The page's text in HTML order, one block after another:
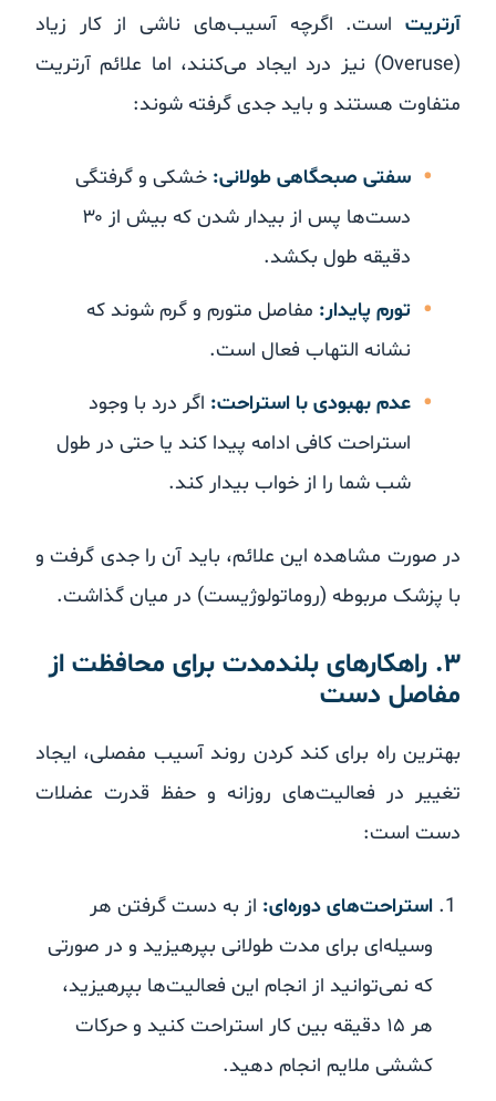
آرتریتاست. اگرچه آسیب‌های ناشی از کار زیاد
(Overuse) نیز درد ایجاد می‌کنند، اما علائم آرتریت
متفاوت هستند و باید جدی گرفته شوند:
سفتی صبحگاهی طولانی:خشکی و گرفتگی
دست‌ها پس از بیدار شدن که بیش از ۳۰
دقیقه طول بکشد.
تورم پایدار:مفاصل متورم و گرم شوند که
نشانه التهاب فعال است.
عدم بهبودی با استراحت:اگر درد با وجود
استراحت کافی ادامه پیدا کند یا حتی در طول
شب شما را از خواب بیدار کند.
در صورت مشاهده این علائم، باید آن را جدی گرفت و
با پزشک مربوطه (روماتولوژیست) در میان گذاشت.
۳. راهکارهای بلندمدت برای محافظت از
مفاصل دست
بهترین راه برای کند کردن روند آسیب مفصلی، ایجاد
تغییر در فعالیت‌های روزانه و حفظ قدرت عضلات
دست است:
استراحت‌های دوره‌ای:از به دست گرفتن هر
وسیله‌ای برای مدت طولانی بپرهیزید و در صورتی
که نمی‌توانید از انجام این فعالیت‌ها بپرهیزید،
هر ۱۵ دقیقه بین کار استراحت کنید و حرکات
کششی ملایم انجام دهید.